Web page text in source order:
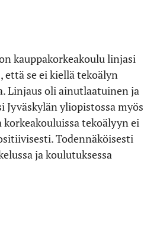
kauppakorkeakoulu linjasi
että se ei kiellä tekoälyn
Linjaus oli ainutlaatuinen ja
Jyväskylän yliopistossa myös
korkeakouluissa tekoälyyn ei
Todennäköisesti
ja koulutuksessa